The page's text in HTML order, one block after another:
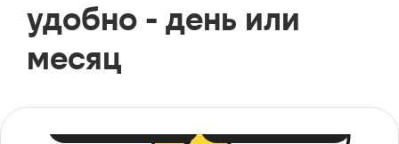
удобно - день или
месяц